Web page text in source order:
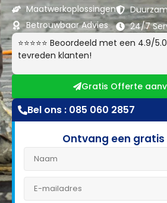
Maatwerkoplossingen
Betrouwbaar Advies
24/7
⭐⭐⭐⭐⭐ Beoordeeld met een 4.9/
tevreden klanten!
Gratis Offerte
Bel ons : 085 060 2857
Ontvang een